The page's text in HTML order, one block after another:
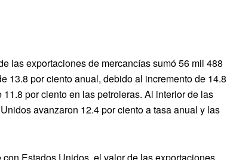
las exportaciones de mercancías sumó 56 mil 488
13.8 por ciento anual, debido al incremento de 14.8
por ciento en las petroleras. Al interior de las
avanzaron 12.4 por ciento a tasa anual y las
Estados Unidos, el valor de las exportaciones